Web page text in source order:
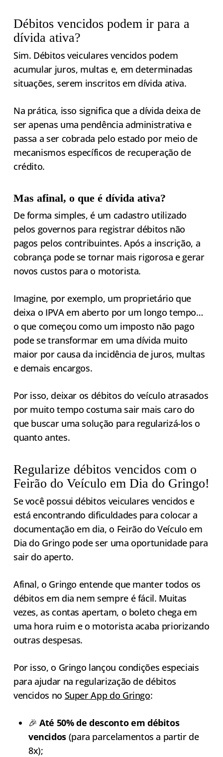
Débitos vencidos podem ir para a
dívida ativa?
Sim. Débitos veiculares vencidos podem
acumular juros, multas e, em determinadas
situações, serem inscritos em dívida ativa.
Na prática, isso significa que a dívida deixa de
ser apenas uma pendência administrativa e
passa a ser cobrada pelo estado por meio de
mecanismos específicos de recuperação de
crédito.
Mas afinal, o que é dívida ativa?
De forma simples, é um cadastro utilizado
pelos governos para registrar débitos não
pagos pelos contribuintes. Após a inscrição, a
cobrança pode se tornar mais rigorosa e gerar
novos custos para o motorista.
Imagine, por exemplo, um proprietário que
deixa o IPVA em aberto por um longo tempo…
o que começou como um imposto não pago
pode se transformar em uma dívida muito
maior por causa da incidência de juros, multas
e demais encargos.
Por isso, deixar os débitos do veículo atrasados
por muito tempo costuma sair mais caro do
que buscar uma solução para regularizá-los o
quanto antes.
Regularize débitos vencidos com o
Feirão do Veículo em Dia do Gringo!
Se você possui débitos veiculares vencidos e
está encontrando dificuldades para colocar a
documentação em dia, o Feirão do Veículo em
Dia do Gringo pode ser uma oportunidade para
sair do aperto.
Afinal, o Gringo entende que manter todos os
débitos em dia nem sempre é fácil. Muitas
vezes, as contas apertam, o boleto chega em
uma hora ruim e o motorista acaba priorizando
outras despesas.
Por isso, o Gringo lançou condições especiais
para ajudar na regularização de débitos
vencidos no Super App do Gringo:
🎉Até 50% de desconto em débitos
vencidos (para parcelamentos a partir de
8x);